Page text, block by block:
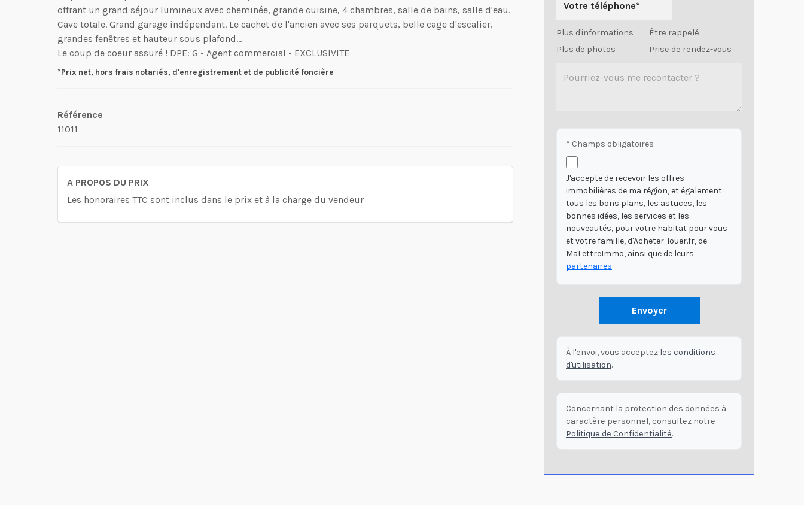
offrant un grand séjour lumineux avec cheminée, grande cuisine, 4 chambres, salle de bains, salle d'eau.
Cave totale. Grand garage indépendant. Le cachet de l'ancien avec ses parquets, belle cage d'escalier,
grandes fenêtres et hauteur sous plafond...
Le coup de coeur assuré ! DPE: G - Agent commercial - EXCLUSIVITE
*Prix net, hors frais notariés, d'enregistrement et de publicité foncière
Référence
11011
A PROPOS DU PRIX
Les honoraires TTC sont inclus dans le prix et à la charge du vendeur
Plus d'informations
Être rappelé
Plus de photos
Prise de rendez-vous
* Champs obligatoires
J'accepte de recevoir les offres
immobilières de ma région, et également
tous les bons plans, les astuces, les
bonnes idées, les services et les
nouveautés, pour votre habitat pour vous
et votre famille, d'Acheter-louer.fr, de
MaLettreImmo, ainsi que de leurs
partenaires
Envoyer
À l'envoi, vous acceptez les conditions
d'utilisation.
Concernant la protection des données à
caractère personnel, consultez notre
Politique de Confidentialité.